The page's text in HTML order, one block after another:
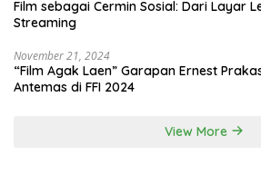
Film sebagai Cermin Sosial: Dari Layar
Streaming
November 21, 2024
“Film Agak Laen” Garapan Ernest
Antemas di FFI 2024
View More